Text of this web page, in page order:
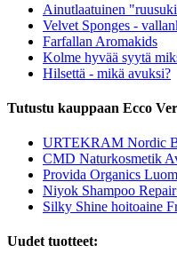
Ainutlaatuinen
Velvet Sponges -
Farfallan Aromakids
Kolme hyvää syytä
Hilsettä - mikä avuksi?
Tutustu kauppaan Ecco
URTEKRAM Nordic
CMD Naturkosmetik
Provida Organics
Niyok Shampoo
Silky Shine hoitoaine
Uudet tuotteet: